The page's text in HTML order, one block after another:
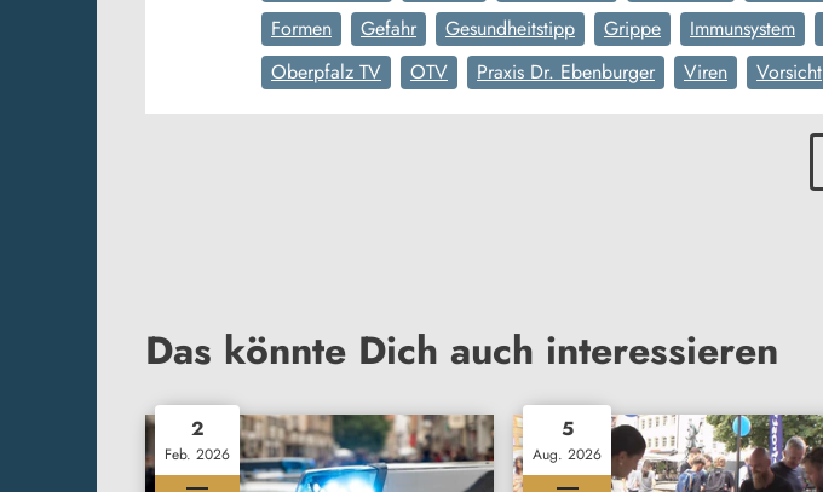
Formen
Gefahr Gesundheitstipp Grippe Immunsystem
Oberpfalz TV
OTV Praxis Dr. Ebenburger Viren Vorsicht
Das könnte Dich auch interessieren
2
Feb. 2026
5
Aug. 2026